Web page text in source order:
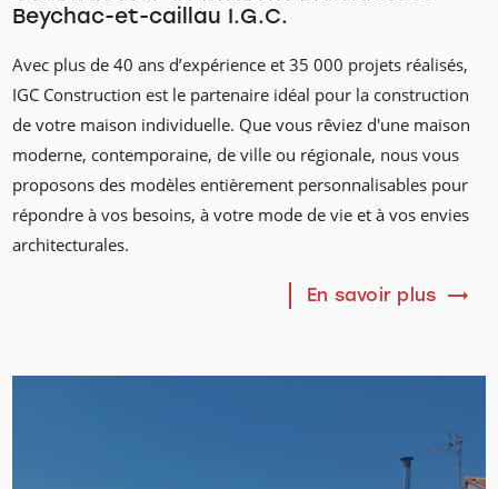
Beychac-et-caillau I.G.C.
Avec plus de 40 ans d’expérience et 35 000 projets réalisés,
IGC Construction est le partenaire idéal pour la construction
de votre maison individuelle. Que vous rêviez d'une maison
moderne, contemporaine, de ville ou régionale, nous vous
proposons des modèles entièrement personnalisables pour
répondre à vos besoins, à votre mode de vie et à vos envies
architecturales.
En savoir plus